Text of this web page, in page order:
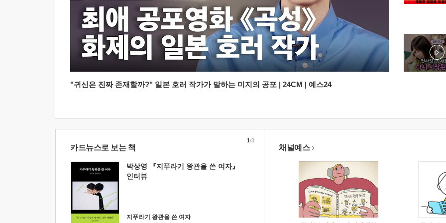
"귀신은 진짜 존재할까?" 일본 호러 작가가 말하는 미지의 공포 | 24CM | 예스24
카드뉴스로 보는 책
박상영 『지푸라기 왕관을 쓴 여자』
인터뷰
지푸라기 왕관을 쓴 여자
1/3
채널예스